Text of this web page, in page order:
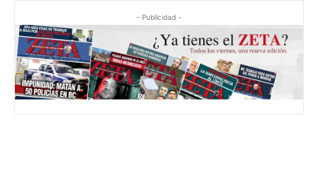
- Publicidad -